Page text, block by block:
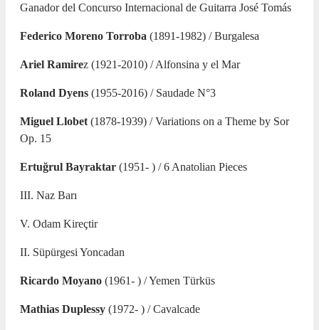
Ganador del Concurso Internacional de Guitarra José Tomás
Federico Moreno Torroba (1891-1982) / Burgalesa
Ariel Ramirez (1921-2010) / Alfonsina y el Mar
Roland Dyens (1955-2016) / Saudade N°3
Miguel Llobet (1878-1939) / Variations on a Theme by Sor
Op. 15
Ertuğrul Bayraktar (1951- ) / 6 Anatolian Pieces
III. Naz Barı
V. Odam Kireçtir
II. Süpürgesi Yoncadan
Ricardo Moyano (1961- ) / Yemen Türküs
Mathias Duplessy (1972- ) / Cavalcade